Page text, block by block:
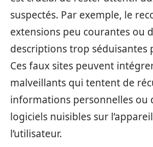
suspectés. Par exemple, le
extensions peu courantes ou
descriptions trop séduisantes
Ces faux sites peuvent
malveillants qui tentent de
informations personnelles ou
logiciels nuisibles sur
l’utilisateur.